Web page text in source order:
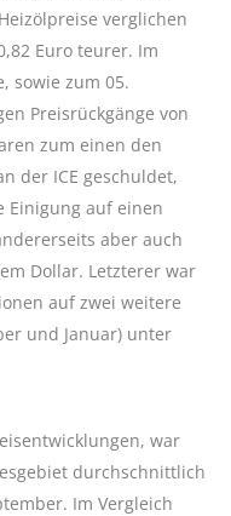
verglichen
Euro teurer. Im
sowie zum 05.
Preisrückgänge von
zum einen den
der ICE geschuldet,
Einigung auf einen
aber auch
Dollar. Letzterer war
auf zwei weitere
und Januar) unter
war
durchschnittlich
Im Vergleich